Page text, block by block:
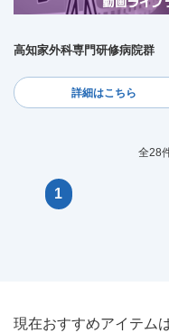
高知家外科専門研修病院群
詳細はこちら
全28
1
現在おすすめアイテム